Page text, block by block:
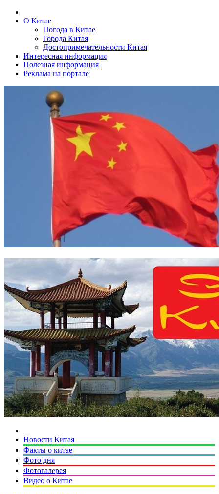
О Китае
Погода в Китае
Города Китая
Достопримечательности Китая
Интересная информация
Полезная информация
Реклама на портале
Новости Китая
Факты о китае
Фото дня
Фотогалерея
Видео о Китае